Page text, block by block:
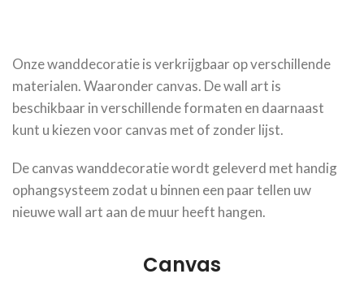
Onze wanddecoratie is verkrijgbaar op verschillende
materialen. Waaronder canvas. De wall art is
beschikbaar in verschillende formaten en daarnaast
kunt u kiezen voor canvas met of zonder lijst.
De canvas wanddecoratie wordt geleverd met handig
ophangsysteem zodat u binnen een paar tellen uw
nieuwe wall art aan de muur heeft hangen.
Canvas